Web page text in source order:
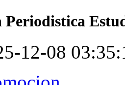
Periodistica
12-08